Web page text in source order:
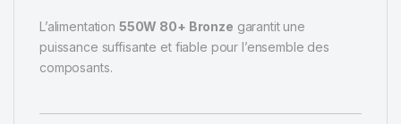
L’alimentation 550W 80+ Bronze garantit une
puissance suffisante et fiable pour l’ensemble des
composants.